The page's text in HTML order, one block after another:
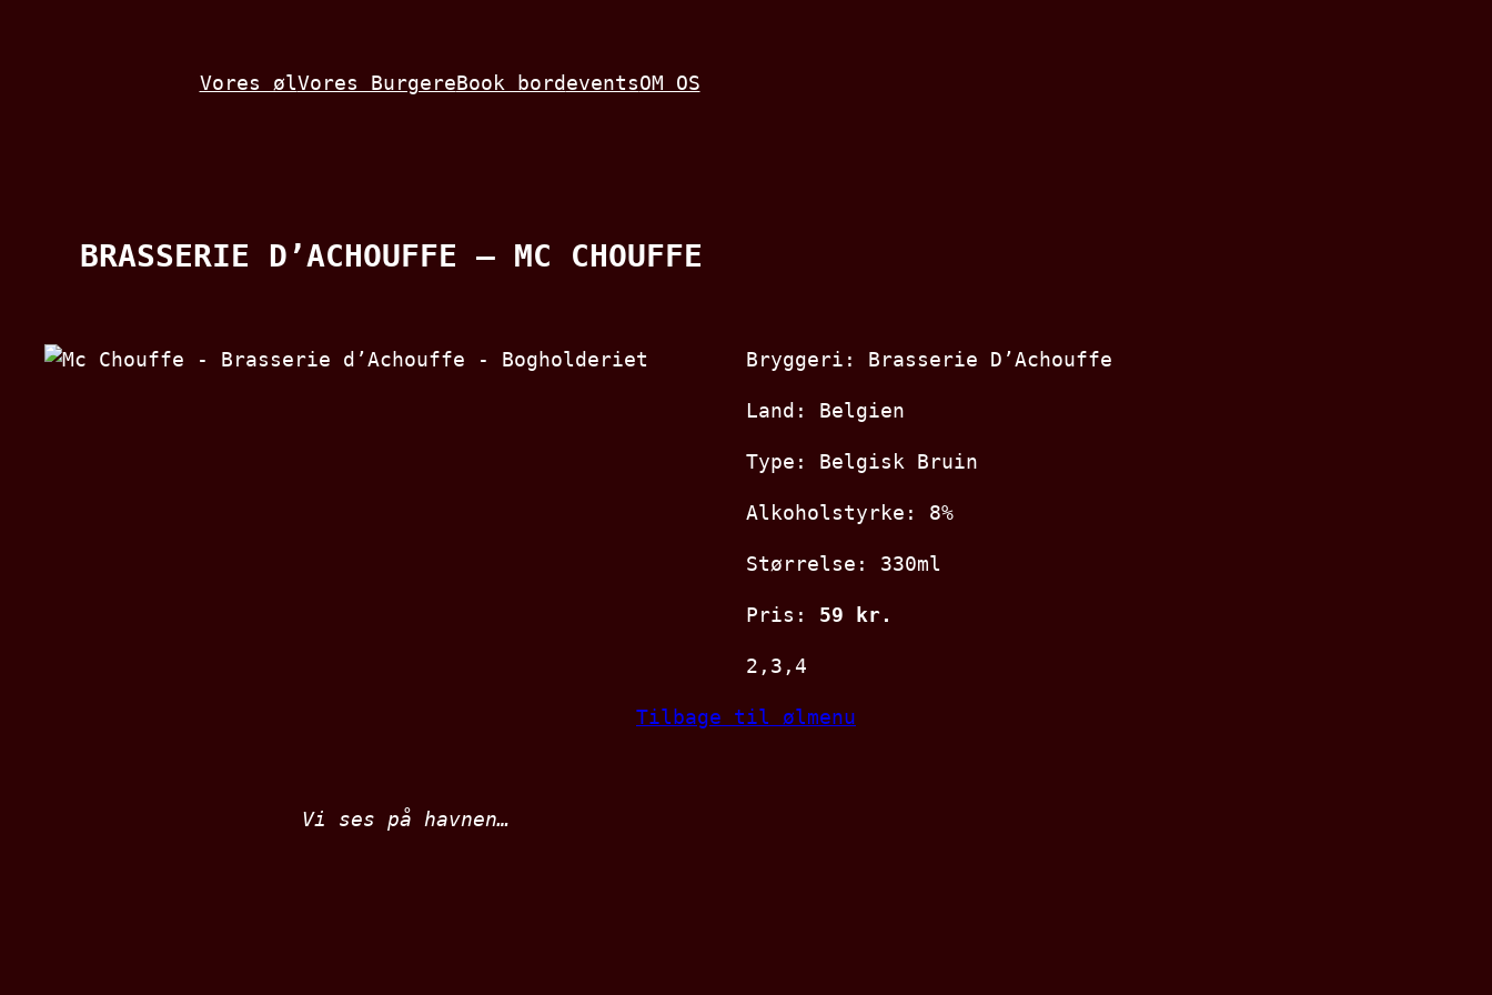
Vores ølVores BurgereBook bordeventsOM OS
BRASSERIE D’ACHOUFFE – MC CHOUFFE
Bryggeri: Brasserie D’Achouffe
Land: Belgien
Type: Belgisk Bruin
Alkoholstyrke: 8%
Størrelse: 330ml
Pris: 59 kr.
2,3,4
Tilbage til ølmenu
Vi ses på havnen…